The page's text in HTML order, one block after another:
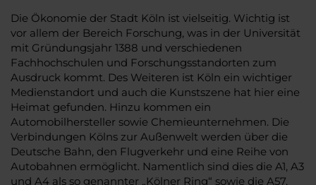
Die Ökonomie der Stadt Köln ist vielseitig. Wichtig ist
vor allem der Bereich Forschung, was in der Universität
mit Gründungsjahr 1388 und verschiedenen
Fachhochschulen und Forschungsstandorten zum
Ausdruck kommt. Des Weiteren ist Köln ein wichtiger
Medienstandort und auch die Kunstszene hat hier eine
Heimat gefunden. Hinzu kommen ein
Automobilhersteller sowie Chemieunternehmen. Die
Verbindungen Kölns zur Außenwelt werden über die
Deutsche Bahn, den Flugverkehr und eine Reihe von
Autobahnen ermöglicht. Namentlich sind dies die A1, A3
und A4 als so genannter „Kölner Ring“ sowie die A57,